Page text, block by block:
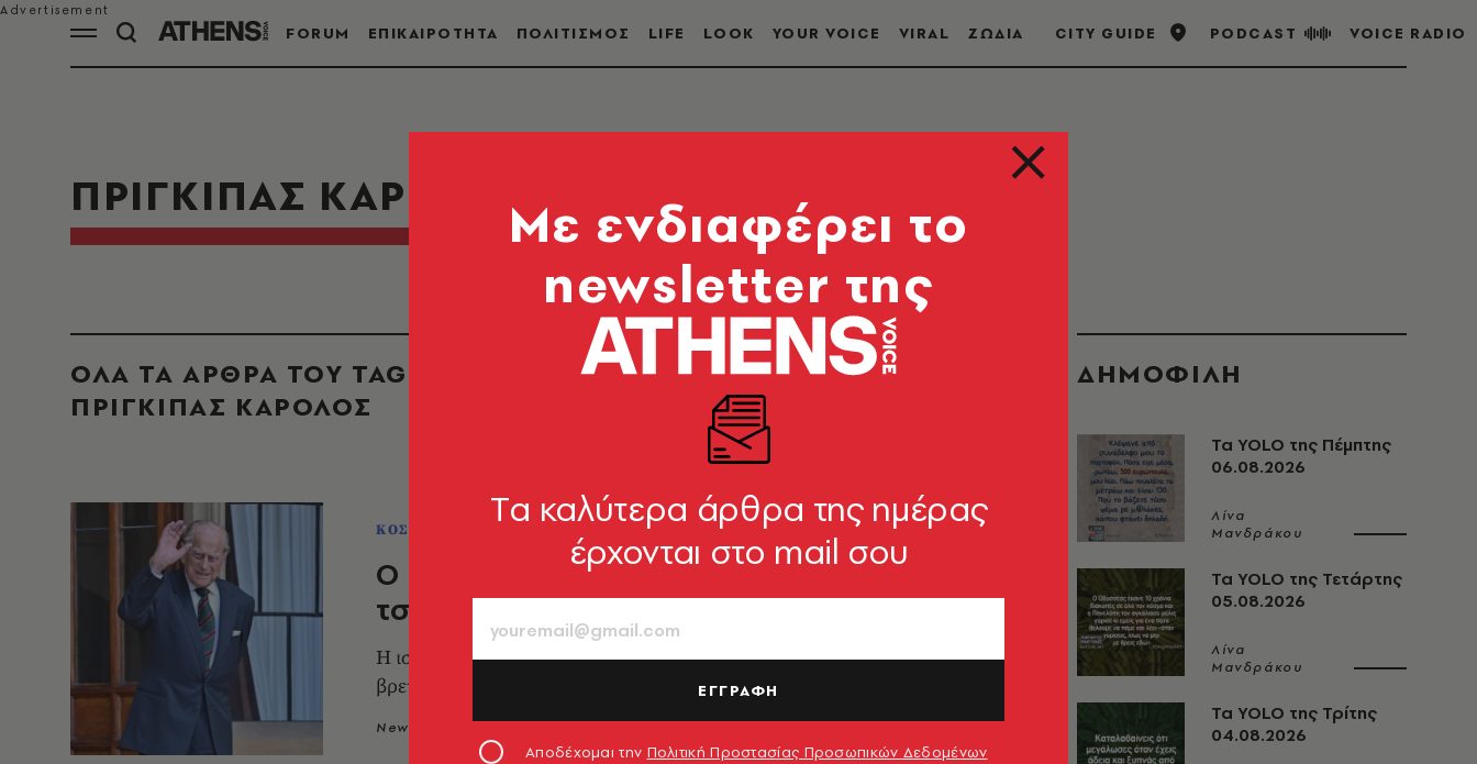
FORUM ΕΠΙΚΑΙΡΟΤΗΤΑ ΠΟΛΙΤΙΣΜΟΣ LIFE LOOK YOUR VOICE VIRAL ΖΩΔΙΑ CITY GUIDE PODCAST VOICE RADIO
ΠΡΙΓΚΙΠΑΣ ΚΑΡΟΛΟΣ
ΟΛΑ ΤΑ ΑΡΘΡΑ ΤΟΥ TAG
ΠΡΙΓΚΙΠΑΣ ΚΑΡΟΛΟΣ
ΚΟΣΜΟΣ
Ο πρίγκιπας Φίλιππος ντυμένος
τσολιάς - Το δώρο από τον Κάρολο
Η ιστορική φωτογραφία που έδωσε ο διάδοχος του
βρετανικού θρόνου στην Κατερίνα Σακελλαροπούλου
Newsroom
ΔΗΜΟΦΙΛΗ
Τα YOLO της Πέμπτης
06.08.2026
Λίνα
Μανδράκου
Τα YOLO της Τετάρτης
05.08.2026
Λίνα
Μανδράκου
Τα YOLO της Τρίτης
04.08.2026
Mε ενδιαφέρει το
newsletter της
Tα καλύτερα άρθρα της ημέρας
έρχονται στο mail σου
ΕΓΓΡΑΦΗ
Αποδέχομαι την Πολιτική Προστασίας Προσωπικών Δεδομένων